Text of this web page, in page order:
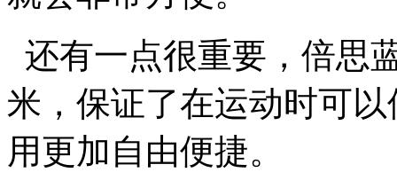
还有一点很重要，倍思
米，保证了在运动时可
用更加自由便捷。